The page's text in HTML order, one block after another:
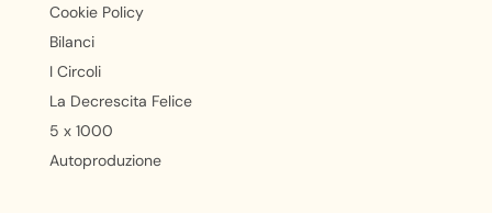
Cookie Policy
Bilanci
I Circoli
La Decrescita Felice
5 x 1000
Autoproduzione